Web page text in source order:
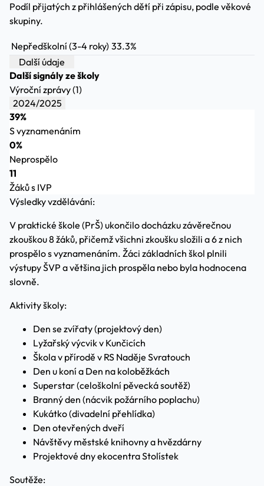
Podíl přijatých z přihlášených dětí při zápisu, podle věkové
skupiny.
Nepředškolní (3-4 roky) 33.3%
Další údaje
Další signály ze školy
Výroční zprávy (1)
2024/2025
39%
S vyznamenáním
0%
Neprospělo
11
Žáků s IVP
Výsledky vzdělávání:
V praktické škole (PrŠ) ukončilo docházku závěrečnou
zkouškou 8 žáků, přičemž všichni zkoušku složili a 6 z nich
prospělo s vyznamenáním. Žáci základních škol plnili
výstupy ŠVP a většina jich prospěla nebo byla hodnocena
slovně.
Aktivity školy:
Den se zvířaty (projektový den)
Lyžařský výcvik v Kunčicích
Škola v přírodě v RS Naděje Svratouch
Den u koní a Den na koloběžkách
Superstar (celoškolní pěvecká soutěž)
Branný den (nácvik požárního poplachu)
Kukátko (divadelní přehlídka)
Den otevřených dveří
Návštěvy městské knihovny a hvězdárny
Projektové dny ekocentra Stolístek
Soutěže: